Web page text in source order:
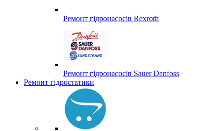
Ремонт гідронасосів Rexroth
Ремонт гідронасосів Sauer Danfoss
Ремонт гідростатики